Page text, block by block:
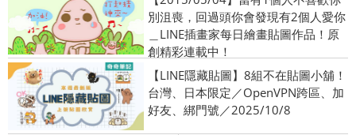
別沮喪，回過頭你會發現有2個人愛你
＿LINE插畫家每日繪畫貼圖作品！原
創精彩連載中！
【LINE隱藏貼圖】8組不在貼圖小舖！
台灣、日本限定／OpenVPN跨區、加
好友、綁門號／2025/10/8